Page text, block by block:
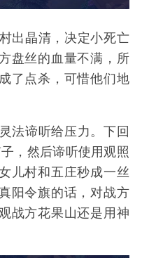
晶清，决定小死亡
盘丝的血量不满，所
了点杀，可惜他们地
谛听给压力。下回
，然后谛听使用观照
儿村和五庄秒成一丝
阳令旗的话，对战方
战方花果山还是用神